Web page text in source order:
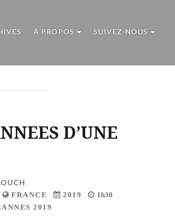
À PROPOS SUIVEZ-NOUS
D’UNE
FRANCE 2019
1h30
2019